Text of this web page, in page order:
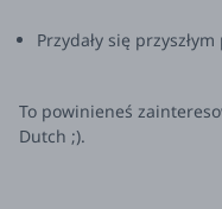
Przydały się
To powinieneś
Dutch ;).